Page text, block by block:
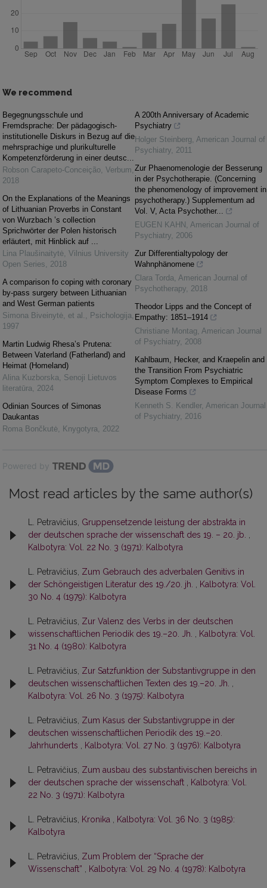
We recommend
Begegnungsschule und
Fremdsprache: Der pädagogisch-
institutionelle Diskurs in Bezug auf die
mehrsprachige und plurikulturelle
Kompetenzförderung in einer deutsc...
Robson Carapeto-Conceição, Verbum,
2018
On the Explanations of the Meanings
of Lithuanian Proverbs in Constant
von Wurzbach ’s collection
Sprichwörter der Polen historisch
erläutert, mit Hinblick auf ...
Lina Plaušinaitytė, Vilnius University
Open Series, 2018
A comparison fo coping with coronary
by-pass surgery between Lithuanian
and West German patients
Simona Biveinytė, et al. , Psichologija,
1997
Martin Ludwig Rhesa’s Prutena:
Between Vaterland (Fatherland) and
Heimat (Homeland)
Alina Kuzborska, Senoji Lietuvos
literatūra, 2024
Odinian Sources of Simonas
Daukantas
Roma Bončkutė, Knygotyra, 2022
A 200th Anniversary of Academic
Psychiatry
Holger Steinberg, American Journal of
Psychiatry, 2011
Zur Phaenomenologie der Besserung
in der Psychotherapie. (Concerning
the phenomenology of improvement in
psychotherapy.) Supplementum ad
Vol. V, Acta Psychother...
EUGEN KAHN , American Journal of
Psychiatry, 2006
Zur Differentialtypology der
Wahnphänomene
Clara Torda, American Journal of
Psychotherapy, 2018
Theodor Lipps and the Concept of
Empathy: 1851–1914
Christiane Montag, American Journal
of Psychiatry, 2008
Kahlbaum, Hecker, and Kraepelin and
the Transition From Psychiatric
Symptom Complexes to Empirical
Disease Forms
Kenneth S. Kendler, American Journal
of Psychiatry, 2016
Powered by
Most read articles by the same author(s)
L. Petravičius, Gruppensetzende leistung der abstrakta in
der deutschen sprache der wissenschaft des 19. – 20. jb.
Kalbotyra: Vol. 22 No. 3 (1971): Kalbotyra
L. Petravičius, Zum Gebrauch des adverbalen Genitivs in
der Schöngeistigen Literatur des 19./20. jh.
Kalbotyra: Vol.
30 No. 4 (1979): Kalbotyra
L. Petravičius, Zur Valenz des Verbs in der deutschen
wissenschaftlichen Periodik des 19.–20. Jh.
Kalbotyra: Vol.
31 No. 4 (1980): Kalbotyra
L. Petravičius, Zur Satzfunktion der Substantivgruppe in den
deutschen wissenschaftlichen Texten des 19.–20. Jh.
Kalbotyra: Vol. 26 No. 3 (1975): Kalbotyra
L. Petravičius, Zum Kasus der Substantivgruppe in der
deutschen wissenschaftlichen Periodik des 19.–20.
Jahrhunderts
Kalbotyra: Vol. 27 No. 3 (1976): Kalbotyra
L. Petravičius, Zum ausbau des substantivischen bereichs in
der deutschen sprache der wissenschaft
Kalbotyra: Vol.
22 No. 3 (1971): Kalbotyra
L. Petravičius, Kronika
Kalbotyra: Vol. 36 No. 3 (1985):
Kalbotyra
L. Petravičius, Zum Problem der “Sprache der
Wissenschaft”
Kalbotyra: Vol. 29 No. 4 (1978): Kalbotyra